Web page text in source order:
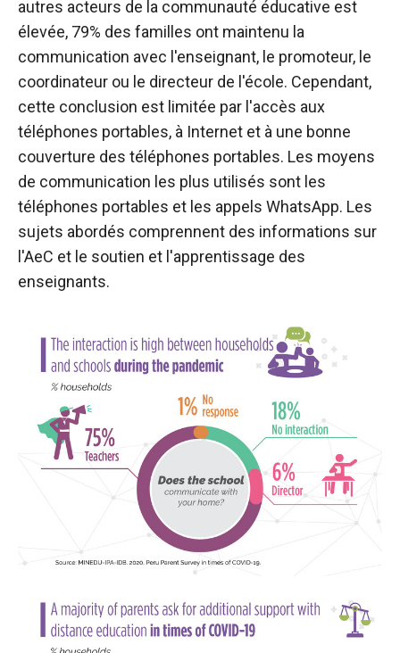
autres acteurs de la communauté éducative est
élevée, 79% des familles ont maintenu la
communication avec l'enseignant, le promoteur, le
coordinateur ou le directeur de l'école. Cependant,
cette conclusion est limitée par l'accès aux
téléphones portables, à Internet et à une bonne
couverture des téléphones portables. Les moyens
de communication les plus utilisés sont les
téléphones portables et les appels WhatsApp. Les
sujets abordés comprennent des informations sur
l'AeC et le soutien et l'apprentissage des
enseignants.